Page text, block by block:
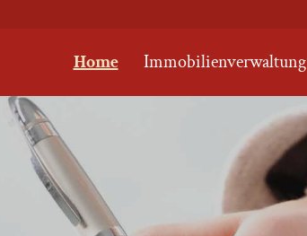
Home Immobilienverwaltung